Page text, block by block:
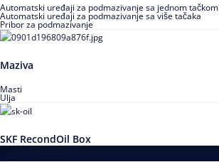
Automatski uređaji za podmazivanje sa jednom tačkom
Automatski uređaji za podmazivanje sa više tačaka
Pribor za podmazivanje
Maziva
Masti
Ulja
SKF RecondOil Box